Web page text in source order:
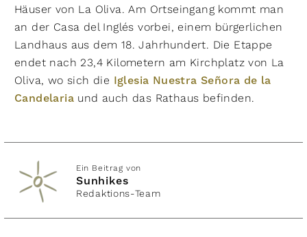
Häuser von La Oliva. Am Ortseingang kommt man
an der Casa del Inglés vorbei, einem bürgerlichen
Landhaus aus dem 18. Jahrhundert. Die Etappe
endet nach 23,4 Kilometern am Kirchplatz von La
Oliva, wo sich die Iglesia Nuestra Señora de la
Candelaria und auch das Rathaus befinden.
Ein Beitrag von
Sunhikes
Redaktions-Team